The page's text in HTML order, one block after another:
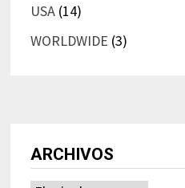
USA(14)
WORLDWIDE (3)
ARCHIVOS